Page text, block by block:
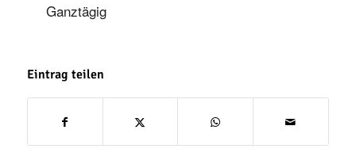
Ganztägig
Eintrag teilen